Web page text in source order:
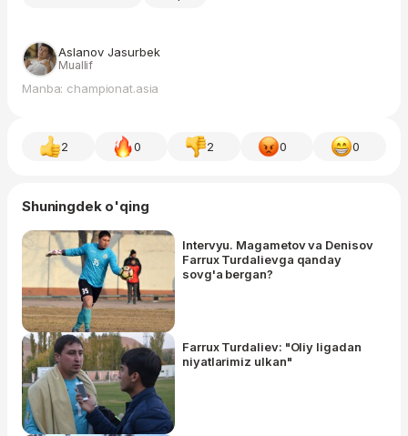
Aslanov Jasurbek
Muallif
Manba: championat.asia
2 0 2 0 0
Shuningdek o'qing
Intervyu. Magametov va Denisov
Farrux Turdalievga qanday
sovg'a bergan?
Farrux Turdaliev: "Oliy ligadan
niyatlarimiz ulkan"